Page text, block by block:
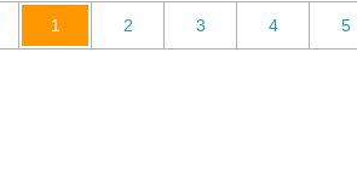
1 2 3 4 5